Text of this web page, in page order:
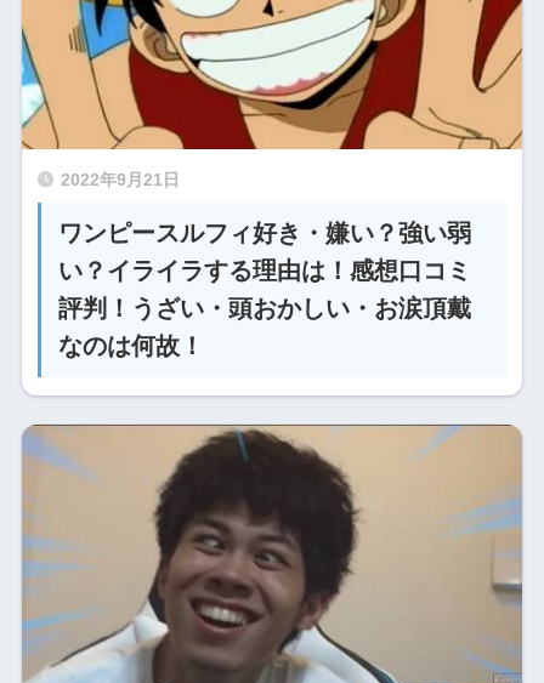
2022年9月21日
ワンピースルフィ好き・嫌い？強い弱
い？イライラする理由は！感想口コミ
評判！うざい・頭おかしい・お涙頂戴
なのは何故！